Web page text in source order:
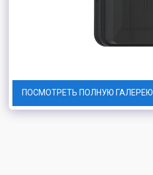
ПОСМОТРЕТЬ ПОЛНУЮ ГАЛЕРЕЮ